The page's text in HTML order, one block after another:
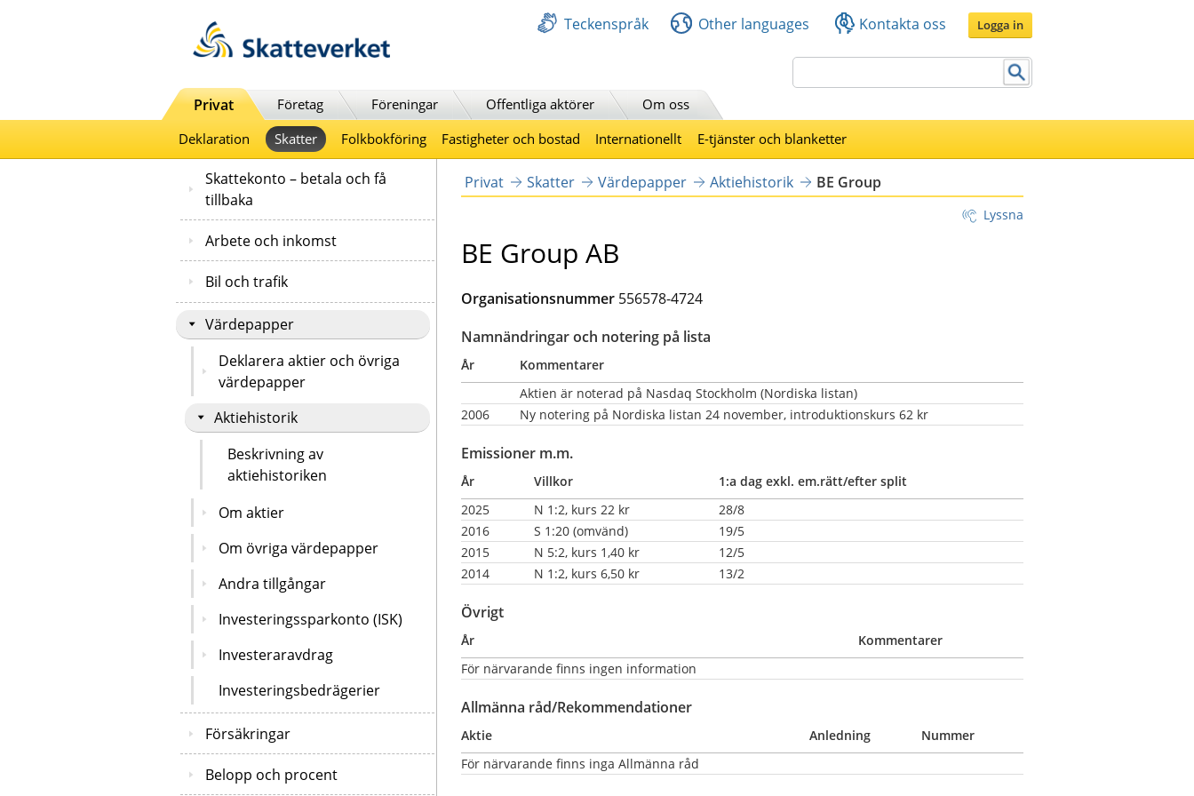
Teckenspråk Other languages Kontakta oss Logga in
Privat Företag Föreningar Offentliga aktörer
Om oss
Deklaration
Skatter Folkbokföring Fastigheter och bostad Internationellt E-tjänster och blanketter
Skattekonto – betala och få
tillbaka
Arbete och inkomst
Bil och trafik
Värdepapper
Deklarera aktier och övriga
värdepapper
Aktiehistorik
Beskrivning av
aktiehistoriken
Om aktier
Om övriga värdepapper
Andra tillgångar
Investeringssparkonto (ISK)
Investeraravdrag
Investeringsbedrägerier
Försäkringar
Belopp och procent
Privat Skatter Värdepapper Aktiehistorik BE Group
Lyssna
BE Group AB
Organisationsnummer 556578-4724
Namnändringar och notering på lista
År
Kommentarer
Aktien är noterad på Nasdaq Stockholm (Nordiska listan)
2006
Ny notering på Nordiska listan 24 november, introduktionskurs 62 kr
Emissioner m.m.
År Villkor
1:a dag exkl. em.rätt/efter split
2025
N 1:2, kurs 22 kr
28/8
2016
S 1:20 (omvänd)
19/5
2015
N 5:2, kurs 1,40 kr
12/5
2014
N 1:2, kurs 6,50 kr 13/2
Övrigt
År
Kommentarer
För närvarande finns ingen information
Allmänna råd/Rekommendationer
Aktie Anledning
Nummer
För närvarande finns inga Allmänna råd